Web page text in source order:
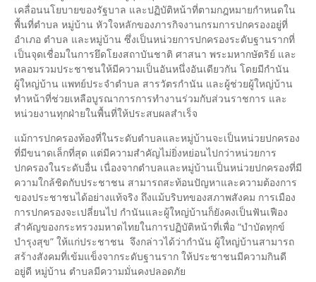
เคลื่อนนโยบายของรัฐบาล และปฏิบัติหน้าที่ตามกฎหมายกำหนดใน
พื้นที่ตำบล หมู่บ้าน หัวใจหลักของภารกิจงานกรมการปกครองอยู่ที่
อำเภอ ตำบล และหมู่บ้าน ซึ่งเป็นหน่วยการปกครองระดับฐานรากที่
เป็นจุดเชื่อมในการยึดโยงสถาบันชาติ ศาสนา พระมหากษัตริย์ และ
หลอมรวมประชาชนให้มีความเป็นอันหนึ่งอันเดียวกัน โดยมีกำนัน
ผู้ใหญ่บ้าน แพทย์ประจำตำบล สารวัตรกำนัน และผู้ช่วยผู้ใหญ่บ้าน
ทำหน้าที่ช่วยเหลือบูรณาการการทำงานร่วมกับส่วนราชการ และ
หน่วยงานทุกฝ่ายในพื้นที่ให้ประสบผลสำเร็จ
แม้การปกครองท้องที่ในระดับตำบลและหมู่บ้านจะเป็นหน่วยปกครอง
ที่มีขนาดเล็กที่สุด แต่มีความสำคัญไม่ยิ่งหย่อนไปกว่าหน่วยการ
ปกครองในระดับอื่น เนื่องจากตำบลและหมู่บ้านเป็นหน่วยปกครองที่มี
ความใกล้ชิดกับประชาชน สามารถสะท้อนปัญหาและความต้องการ
ของประชาชนได้อย่างแท้จริง ถึงแม้บริบทของสภาพสังคม การเมือง
การปกครองจะเปลี่ยนไป กำนันและผู้ใหญ่บ้านก็ยังคงเป็นฟันเฟือง
สำคัญของกระทรวงมหาดไทยในการปฏิบัติหน้าที่เพื่อ “บำบัดทุกข์
บำรุงสุข” ให้แก่ประชาชน จึงกล่าวได้ว่ากำนัน ผู้ใหญ่บ้านสามารถ
สร้างสังคมที่เข้มแข็งจากระดับฐานราก ให้ประชาชนมีความกินดี
อยู่ดี หมู่บ้าน ตำบลมีความมั่นคงปลอดภัย